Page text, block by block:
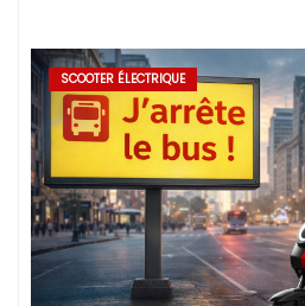
SCOOTER ÉLECTRIQUE